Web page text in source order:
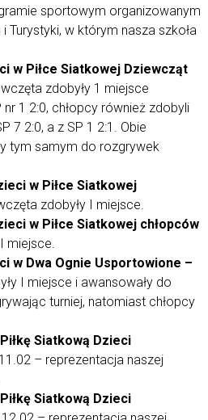
sportowym organizowanym
Turystyki, w którym nasza szkoła
w Piłce Siatkowej Dziewcząt
zdobyły 1 miejsce
1 2:0, chłopcy również zdobyli
7 2:0, a z SP 1 2:1. Obie
tym samym do rozgrywek
w Piłce Siatkowej
zdobyły I miejsce.
w Piłce Siatkowej chłopców
miejsce.
w Dwa Ognie Usportowione –
I miejsce i awansowały do
turniej, natomiast chłopcy
Siatkową Dzieci
11.02 – reprezentacja naszej
Siatkową Dzieci